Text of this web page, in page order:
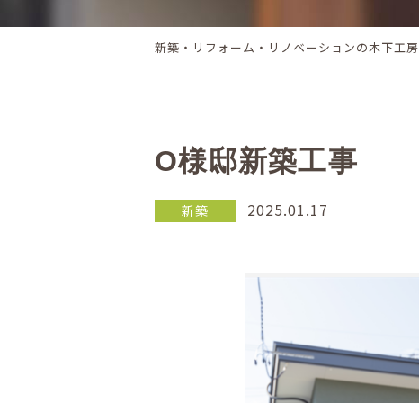
新築・リフォーム・リノベーションの木下工房
O様邸新築工事
新築 2025.01.17